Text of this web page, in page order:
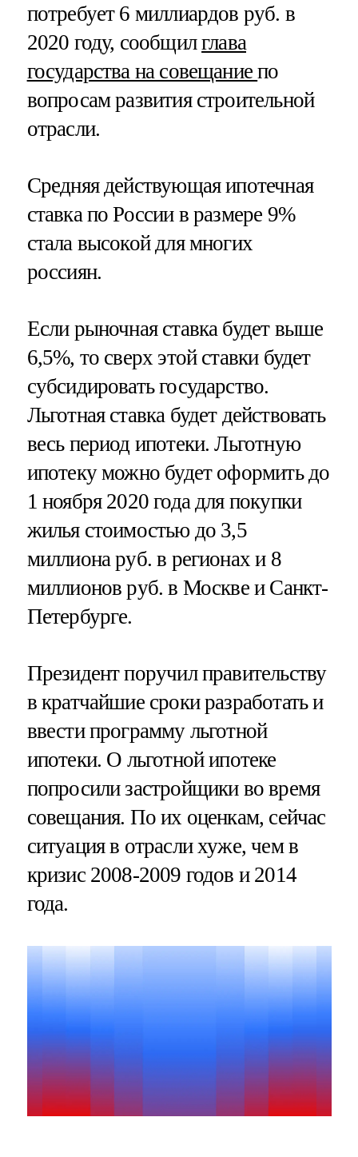
потребует 6 миллиардов руб. в
2020 году, сообщилглава
государства на совещаниепо
вопросам развития строительной
отрасли.
Средняя действующая ипотечная
ставка по России в размере 9%
стала высокой для многих
россиян.
Если рыночная ставка будет выше
6,5%, то сверх этой ставки будет
субсидировать государство.
Льготная ставка будет действовать
весь период ипотеки. Льготную
ипотеку можно будет оформить до
1 ноября 2020 года для покупки
жилья стоимостью до 3,5
миллиона руб. в регионах и 8
миллионов руб. в Москве и Санкт-
Петербурге.
Президент поручил правительству
в кратчайшие сроки разработать и
ввести программу льготной
ипотеки. О льготной ипотеке
попросили застройщики во время
совещания. По их оценкам, сейчас
ситуация в отрасли хуже, чем в
кризис 2008-2009 годов и 2014
года.